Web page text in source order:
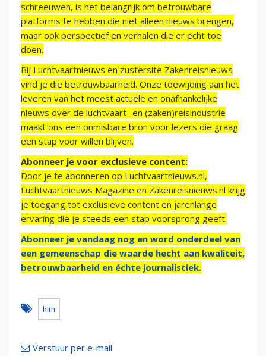
schreeuwen, is het belangrijk om betrouwbare
platforms te hebben die niet alleen nieuws brengen,
maar ook perspectief en verhalen die er echt toe
doen.
Bij Luchtvaartnieuws en zustersite Zakenreisnieuws
vind je die betrouwbaarheid. Onze toewijding aan het
leveren van het meest actuele en onafhankelijke
nieuws over de luchtvaart- en (zaken)reisindustrie
maakt ons een onmisbare bron voor lezers die graag
een stap voor willen blijven.
Abonneer je voor exclusieve content:
Door je te abonneren op Luchtvaartnieuws.nl,
Luchtvaartnieuws Magazine en Zakenreisnieuws.nl krijg
je toegang tot exclusieve content en jarenlange
ervaring die je steeds een stap voorsprong geeft.
Abonneer je vandaag nog en word onderdeel van
een gemeenschap die waarde hecht aan kwaliteit,
betrouwbaarheid en échte journalistiek.
klm
Verstuur per e-mail